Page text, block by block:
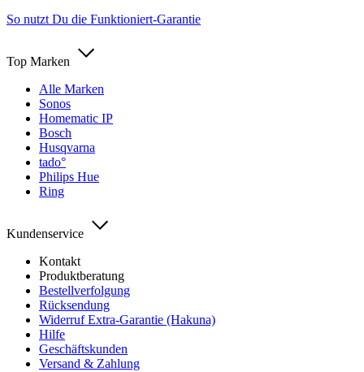
So nutzt Du die Funktioniert-Garantie
Top Marken
Alle Marken
Sonos
Homematic IP
Bosch
Husqvarna
tado°
Philips Hue
Ring
Kundenservice
Kontakt
Produktberatung
Bestellverfolgung
Rücksendung
Widerruf Extra-Garantie (Hakuna)
Hilfe
Geschäftskunden
Versand & Zahlung